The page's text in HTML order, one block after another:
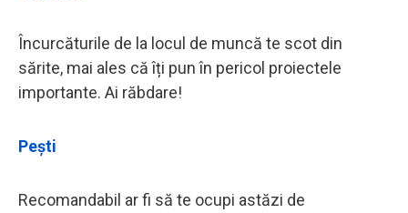
Încurcăturile de la locul de muncă te scot din
sărite, mai ales că îți pun în pericol proiectele
importante. Ai răbdare!
Pești
Recomandabil ar fi să te ocupi astăzi de